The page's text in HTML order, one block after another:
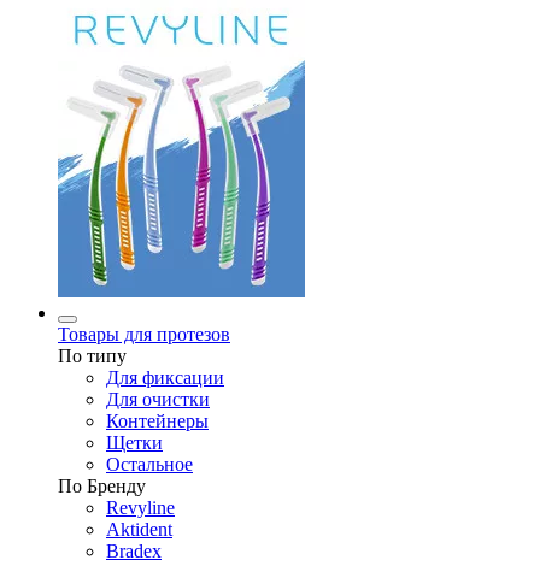
Товары для протезов
По типу
Для фиксации
Для очистки
Контейнеры
Щетки
Остальное
По Бренду
Revyline
Aktident
Bradex